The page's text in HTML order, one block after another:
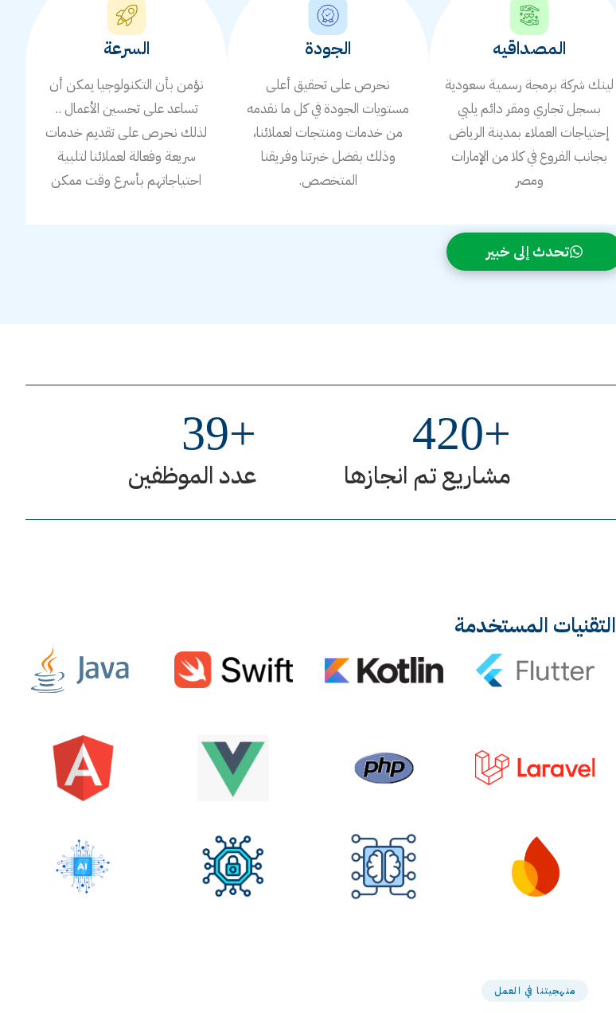
المصداقيه
لينك شركة برمجة رسمية سعودية
بسجل تجاري ومقر دائم يلبي
إحتياجات العملاء بمدينة الرياض
بجانب الفروع في كلا من الإمارات
ومصر
الجودة
نحرص على تحقيق أعلى
مستويات الجودة في كل ما نقدمه
من خدمات ومنتجات لعملائنا،
وذلك بفضل خبرتنا وفريقنا
المتخصص.
السرعة
نؤمن بأن التكنولوجيا يمكن أن
تساعد على تحسين الأعمال ..
لذلك نحرص على تقديم خدمات
سريعة وفعالة لعملائنا لتلبية
احتياجاتهم بأسرع وقت ممكن
تحدث إلى خبير
مشاريع تم انجازها
+
420
عدد الموظفين
+
39
التقنيات المستخدمة
منهجيتنا في العمل